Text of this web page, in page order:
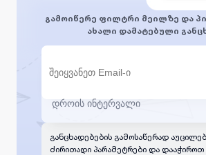
გამოიწერე ფილტრი მეილზე და
ახალი დამატებული
განცხადებების გამოსაწერად
ძირითადი პარამეტრები და